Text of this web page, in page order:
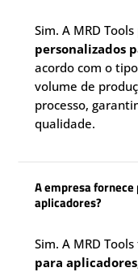
Sim. A MRD
personalizados
acordo com o
volume de
processo,
qualidade.
A empresa
aplicadores?
Sim. A MRD
para aplicadores